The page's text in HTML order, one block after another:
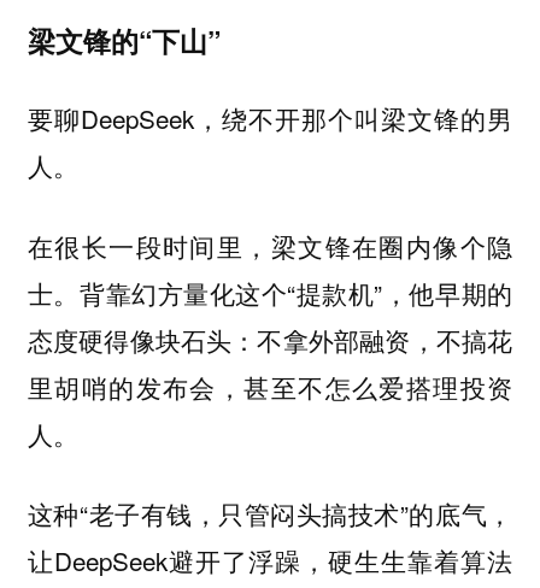
梁文锋的“下山”
要聊DeepSeek，绕不开那个叫梁文锋的男
人。
在很长一段时间里，梁文锋在圈内像个隐
士。背靠幻方量化这个“提款机”，他早期的
态度硬得像块石头：不拿外部融资，不搞花
里胡哨的发布会，甚至不怎么爱搭理投资
人。
这种“老子有钱，只管闷头搞技术”的底气，
让DeepSeek避开了浮躁，硬生生靠着算法